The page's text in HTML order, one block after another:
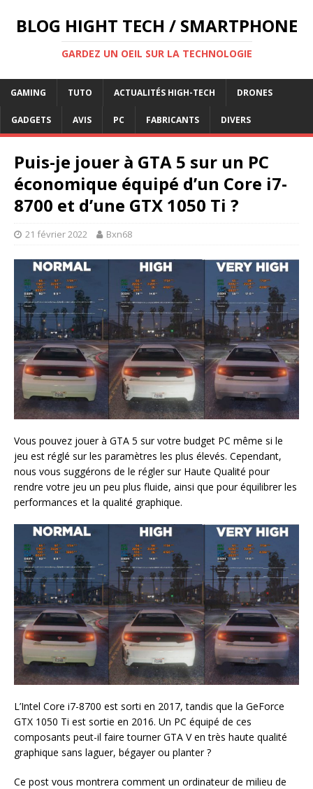
BLOG HIGHT TECH / SMARTPHONE
GARDEZ UN OEIL SUR LA TECHNOLOGIE
GAMING TUTO ACTUALITÉS HIGH-TECH DRONES
GADGETS AVIS PC FABRICANTS DIVERS
Puis-je jouer à GTA 5 sur un PC
économique équipé d’un Core i7-
8700 et d’une GTX 1050 Ti ?
21 février 2022 Bxn68
Vous pouvez jouer à GTA 5 sur votre budget PC même si le
jeu est réglé sur les paramètres les plus élevés. Cependant,
nous vous suggérons de le régler sur Haute Qualité pour
rendre votre jeu un peu plus fluide, ainsi que pour équilibrer les
performances et la qualité graphique.
L’Intel Core i7-8700 est sorti en 2017, tandis que la GeForce
GTX 1050 Ti est sortie en 2016. Un PC équipé de ces
composants peut-il faire tourner GTA V en très haute qualité
graphique sans laguer, bégayer ou planter ?
Ce post vous montrera comment un ordinateur de milieu de